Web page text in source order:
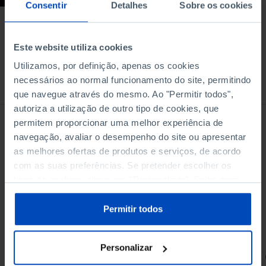
Consentir Detalhes Sobre os cookies
Este website utiliza cookies
Utilizamos, por definição, apenas os cookies
necessários ao normal funcionamento do site, permitindo
que navegue através do mesmo. Ao "Permitir todos",
autoriza a utilização de outro tipo de cookies, que
permitem proporcionar uma melhor experiência de
navegação, avaliar o desempenho do site ou apresentar
as melhores ofertas de produtos e serviços, de acordo
com as suas preferências. Se pretender escolher os
sobre cookies através da gestão de preferências ou da
Política de Cookies.
Permitir todos
Personalizar
À venda na Livraria